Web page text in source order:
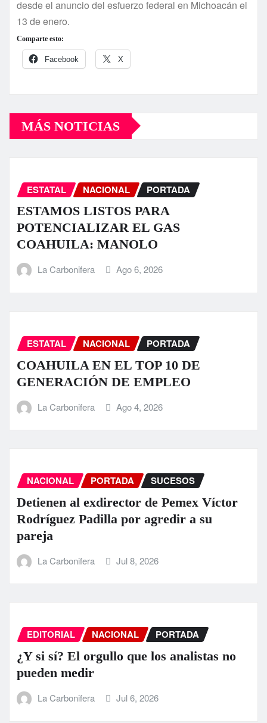
desde el anuncio del esfuerzo federal en Michoacán el
13 de enero.
Comparte esto:
Facebook X
MÁS NOTICIAS
ESTATAL NACIONAL PORTADA
ESTAMOS LISTOS PARA
POTENCIALIZAR EL GAS
COAHUILA: MANOLO
La Carbonifera Ago 6, 2026
ESTATAL NACIONAL PORTADA
COAHUILA EN EL TOP 10 DE
GENERACIÓN DE EMPLEO
La Carbonifera Ago 4, 2026
NACIONAL PORTADA SUCESOS
Detienen al exdirector de Pemex Víctor
Rodríguez Padilla por agredir a su
pareja
La Carbonifera Jul 8, 2026
EDITORIAL NACIONAL PORTADA
¿Y si sí? El orgullo que los analistas no
pueden medir
La Carbonifera Jul 6, 2026